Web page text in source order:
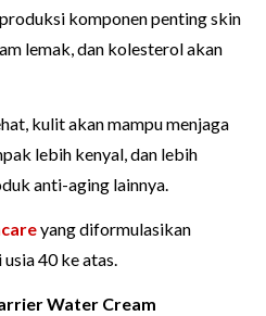
komponen penting skin
lemak, dan kolesterol akan
kulit akan mampu menjaga
lebih kenyal, dan lebih
anti-aging lainnya.
yang diformulasikan
40 ke atas.
Water Cream